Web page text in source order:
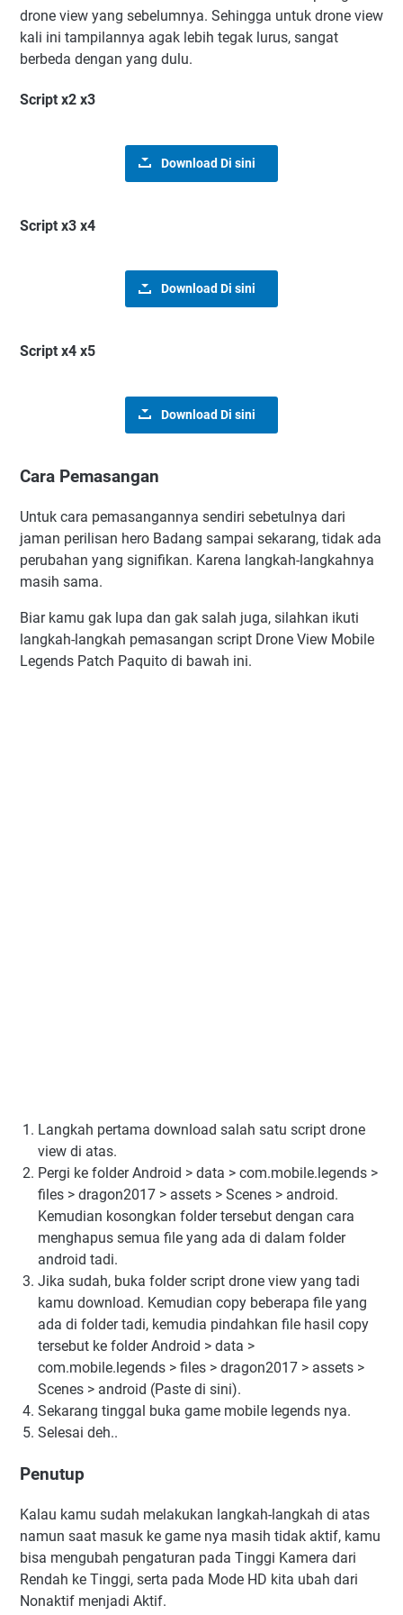
drone view yang sebelumnya. Sehingga untuk drone view
kali ini tampilannya agak lebih tegak lurus, sangat
berbeda dengan yang dulu.
Script x2 x3
Download Di sini
Script x3 x4
Download Di sini
Script x4 x5
Download Di sini
Cara Pemasangan
Untuk cara pemasangannya sendiri sebetulnya dari
jaman perilisan hero Badang sampai sekarang, tidak ada
perubahan yang signifikan. Karena langkah-langkahnya
masih sama.
Biar kamu gak lupa dan gak salah juga, silahkan ikuti
langkah-langkah pemasangan script Drone View Mobile
Legends Patch Paquito di bawah ini.
Langkah pertama download salah satu script drone
view di atas.
Pergi ke folder Android > data > com.mobile.legends >
files > dragon2017 > assets > Scenes > android.
Kemudian kosongkan folder tersebut dengan cara
menghapus semua file yang ada di dalam folder
android tadi.
Jika sudah, buka folder script drone view yang tadi
kamu download. Kemudian copy beberapa file yang
ada di folder tadi, kemudia pindahkan file hasil copy
tersebut ke folder Android > data >
com.mobile.legends > files > dragon2017 > assets >
Scenes > android (Paste di sini).
Sekarang tinggal buka game mobile legends nya.
Selesai deh..
Penutup
Kalau kamu sudah melakukan langkah-langkah di atas
namun saat masuk ke game nya masih tidak aktif, kamu
bisa mengubah pengaturan pada Tinggi Kamera dari
Rendah ke Tinggi, serta pada Mode HD kita ubah dari
Nonaktif menjadi Aktif.